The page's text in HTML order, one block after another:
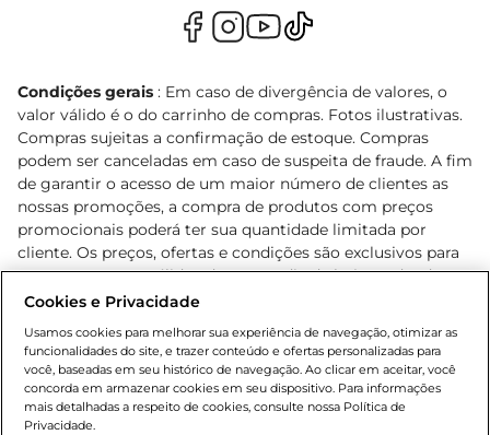
Condições gerais : Em caso de divergência de valores, o
valor válido é o do carrinho de compras. Fotos ilustrativas.
Compras sujeitas a confirmação de estoque. Compras
podem ser canceladas em caso de suspeita de fraude. A fim
de garantir o acesso de um maior número de clientes as
nossas promoções, a compra de produtos com preços
promocionais poderá ter sua quantidade limitada por
cliente. Os preços, ofertas e condições são exclusivos para
o e-commerce e válidos durante o dia de hoje, podendo
sofrer alterações sem prévia notificação. Proibida a venda
Lei n.º 8069/90, art. 81, inciso II (Estatuto da Criança e do
Adolescente). Preços e condições exclusivos para o
www.bretas.com.br, podendo sofrer alterações sem aviso
prévio. O valor mínimo para as compras on-line é de R$
Cookies e Privacidade
Usamos cookies para melhorar sua experiência de navegação, otimizar as
funcionalidades do site, e trazer conteúdo e ofertas personalizadas para
você, baseadas em seu histórico de navegação. Ao clicar em aceitar, você
concorda em armazenar cookies em seu dispositivo. Para informações
mais detalhadas a respeito de cookies, consulte nossa Política de
Privacidade.